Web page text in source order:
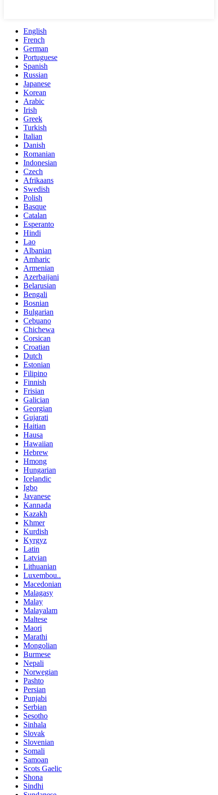
English
French
German
Portuguese
Spanish
Russian
Japanese
Korean
Arabic
Irish
Greek
Turkish
Italian
Danish
Romanian
Indonesian
Czech
Afrikaans
Swedish
Polish
Basque
Catalan
Esperanto
Hindi
Lao
Albanian
Amharic
Armenian
Azerbaijani
Belarusian
Bengali
Bosnian
Bulgarian
Cebuano
Chichewa
Corsican
Croatian
Dutch
Estonian
Filipino
Finnish
Frisian
Galician
Georgian
Gujarati
Haitian
Hausa
Hawaiian
Hebrew
Hmong
Hungarian
Icelandic
Igbo
Javanese
Kannada
Kazakh
Khmer
Kurdish
Kyrgyz
Latin
Latvian
Lithuanian
Luxembou..
Macedonian
Malagasy
Malay
Malayalam
Maltese
Maori
Marathi
Mongolian
Burmese
Nepali
Norwegian
Pashto
Persian
Punjabi
Serbian
Sesotho
Sinhala
Slovak
Slovenian
Somali
Samoan
Scots Gaelic
Shona
Sindhi